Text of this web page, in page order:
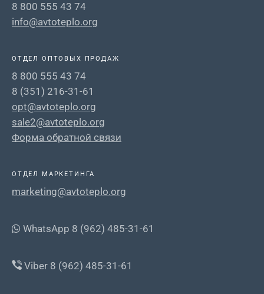
8 800 555 43 74
info@avtoteplo.org
ОТДЕЛ ОПТОВЫХ ПРОДАЖ
8 800 555 43 74
8 (351) 216-31-61
opt@avtoteplo.org
sale2@avtoteplo.org
Форма обратной связи
ОТДЕЛ МАРКЕТИНГА
marketing@avtoteplo.org
WhatsApp 8 (962) 485-31-61
Viber 8 (962) 485-31-61